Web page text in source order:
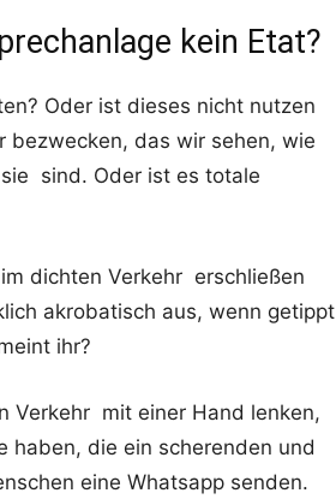
kein Etat?
Oder ist dieses nicht nutzen
bezwecken, das wir sehen, wie
sind. Oder ist es totale
dichten Verkehr erschließen
akrobatisch aus, wenn getippt
ihr?
Verkehr mit einer Hand lenken,
haben, die ein scherenden und
eine Whatsapp senden.